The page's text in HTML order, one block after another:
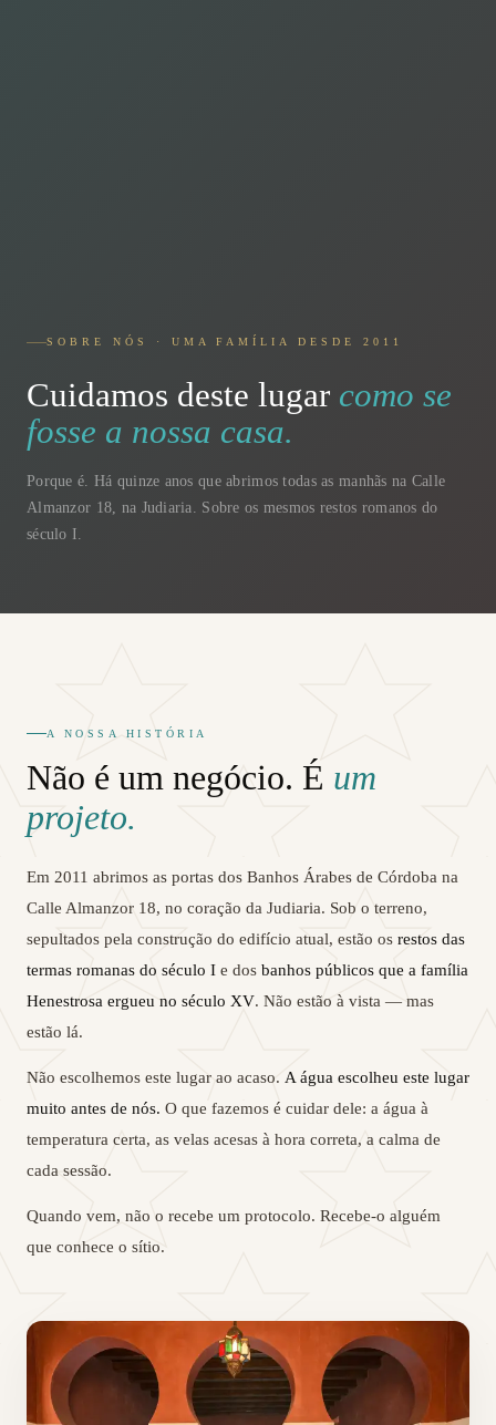
SOBRE NÓS · UMA FAMÍLIA DESDE 2011
Cuidamos deste lugar como se
fosse a nossa casa.
Porque é. Há quinze anos que abrimos todas as manhãs na Calle
Almanzor 18, na Judiaria. Sobre os mesmos restos romanos do
século I.
A NOSSA HISTÓRIA
Não é um negócio. É um
projeto.
Em 2011 abrimos as portas dos Banhos Árabes de Córdoba na
Calle Almanzor 18, no coração da Judiaria. Sob o terreno,
sepultados pela construção do edifício atual, estão os restos das
termas romanas do século I e dos banhos públicos que a família
Henestrosa ergueu no século XV. Não estão à vista — mas
estão lá.
Não escolhemos este lugar ao acaso. A água escolheu este lugar
muito antes de nós. O que fazemos é cuidar dele: a água à
temperatura certa, as velas acesas à hora correta, a calma de
cada sessão.
Quando vem, não o recebe um protocolo. Recebe-o alguém
que conhece o sítio.